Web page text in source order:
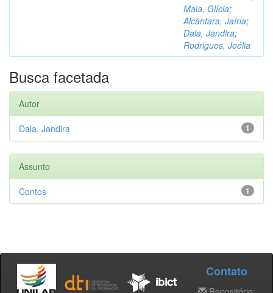
Maia, Glícia;
Alcântara, Jaína;
Dala, Jandira;
Rodrigues, Joélia
Busca facetada
Autor
1
Dala, Jandira
Assunto
1
Contos
Contato